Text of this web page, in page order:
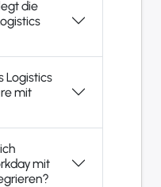
die
Logistics
mit
mit